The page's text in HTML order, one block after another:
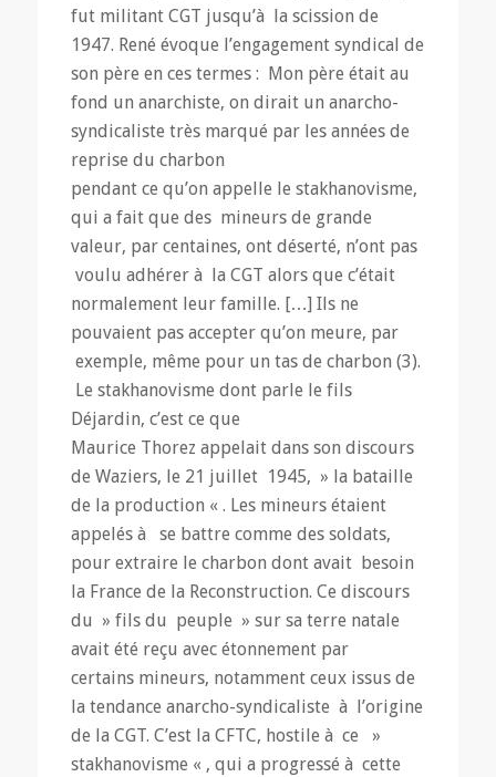
fut militant CGT jusqu’à la scission de
1947. René évoque l’engagement syndical de
son père en ces termes : Mon père était au
fond un anarchiste, on dirait un anarcho-
syndicaliste très marqué par les années de
reprise du charbon
pendant ce qu’on appelle le stakhanovisme,
qui a fait que des mineurs de grande
valeur, par centaines, ont déserté, n’ont pas
voulu adhérer à la CGT alors que c’était
normalement leur famille. […] Ils ne
pouvaient pas accepter qu’on meure, par
exemple, même pour un tas de charbon (3).
Le stakhanovisme dont parle le fils
Déjardin, c’est ce que
Maurice Thorez appelait dans son discours
de Waziers, le 21 juillet 1945, » la bataille
de la production « . Les mineurs étaient
appelés à se battre comme des soldats,
pour extraire le charbon dont avait besoin
la France de la Reconstruction. Ce discours
du » fils du peuple » sur sa terre natale
avait été reçu avec étonnement par
certains mineurs, notamment ceux issus de
la tendance anarcho-syndicaliste à l’origine
de la CGT. C’est la CFTC, hostile à ce »
stakhanovisme « , qui a progressé à cette